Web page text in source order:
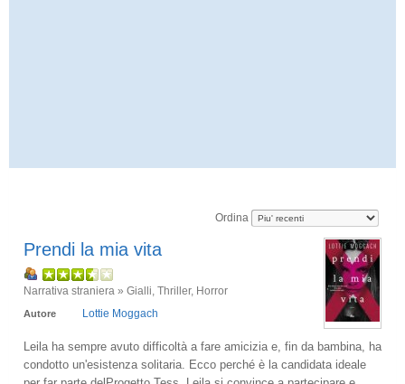
Ordina
Prendi la mia vita
Narrativa straniera » Gialli, Thriller, Horror
Autore Lottie Moggach
Leila ha sempre avuto difficoltà a fare amicizia e, fin da bambina, ha
condotto un'esistenza solitaria. Ecco perché è la candidata ideale